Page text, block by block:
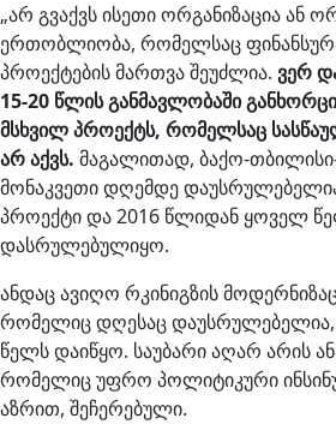
„არ გვაქვს ისეთი ორგანიზაცია ან
ერთობლიობა, რომელსაც
პროექტების მართვა შეუძლია. ვერ
15-20 წლისგანმავლობაში
მსხვილპროექტს, რომელსაც
არაქვს. მაგალითად, ბაქო-
მონაკვეთი დღემდე
პროექტი და 2016 წლიდან ყოველ
დასრულებულიყო.
ანდაც ავიღო რკინიგზის
რომელიც დღესაც დაუსრულებელია,
წელს დაიწყო. საუბარი აღარ არის
რომელიც უფრო პოლიტიკური
აზრით, შეჩერებული.